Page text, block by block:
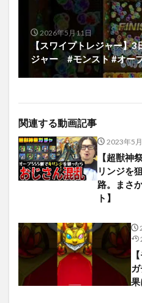
2026年5月11日
【スワイプトレジャー
ジャー #モンスト #オー
関連する動画記事
2023年5
【超獣神
リンジを
路。まさ
ト】
【